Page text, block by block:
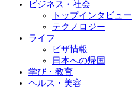
ビジネス・社会
トップインタビュー
テクノロジー
ライフ
ビザ情報
日本への帰国
学び・教育
ヘルス・美容